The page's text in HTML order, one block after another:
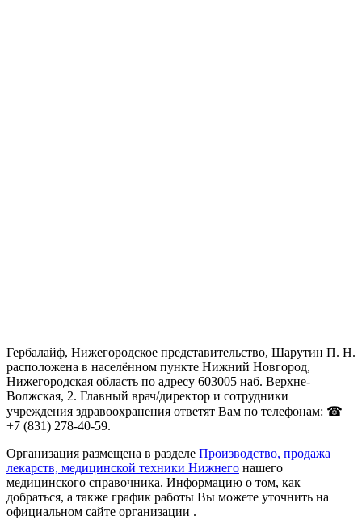
Гербалайф, Нижегородское представительство, Шарутин П. Н.
расположена в населённом пункте Нижний Новгород,
Нижегородская область по адресу 603005 наб. Верхне-
Волжская, 2. Главный врач/директор и сотрудники
учреждения здравоохранения ответят Вам по телефонам: ☎
+7 (831) 278-40-59.
Организация размещена в разделе Производство, продажа
лекарств, медицинской техники Нижнего нашего
медицинского справочника. Информацию о том, как
добраться, а также график работы Вы можете уточнить на
официальном сайте организации .